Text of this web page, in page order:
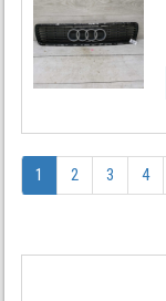
1 2 3 4